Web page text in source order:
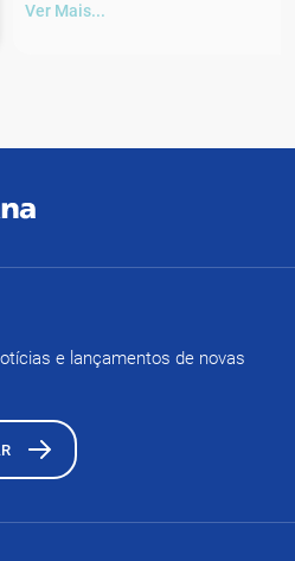
Ver Mais...
e lançamentos de novas